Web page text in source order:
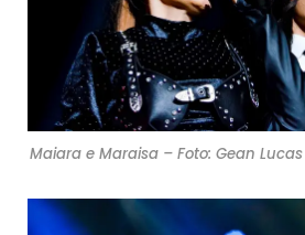
Maiara e Maraisa – Foto: Gean